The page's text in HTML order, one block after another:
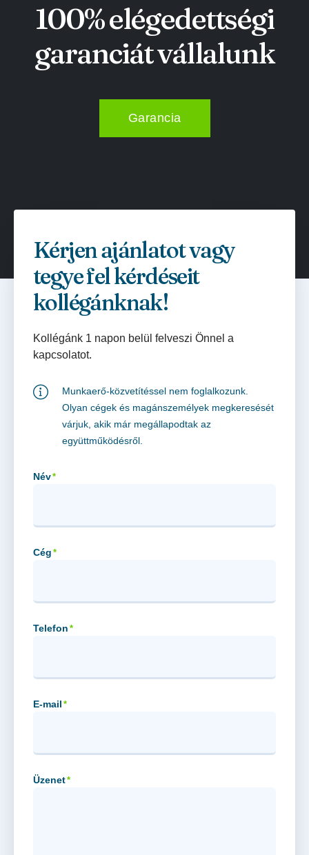
100% elégedettségi
garanciát vállalunk
Garancia
Kérjen ajánlatot vagy
tegye fel kérdéseit
kollégánknak!
Kollégánk 1 napon belül felveszi Önnel a
kapcsolatot.
Munkaerő-közvetítéssel nem foglalkozunk.
Olyan cégek és magánszemélyek megkeresését
várjuk, akik már megállapodtak az
együttműködésről.
Név*
Cég *
Telefon *
E-mail *
Üzenet*